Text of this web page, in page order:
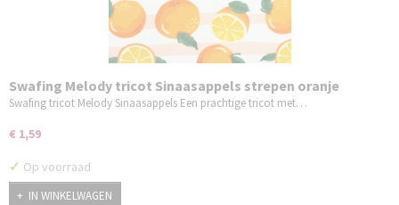
Swafing Melody tricot Sinaasappels strepen oranje
Swafing tricot Melody Sinaasappels Een prachtige tricot met…
€ 1,59
✓ Op voorraad
IN WINKELWAGEN